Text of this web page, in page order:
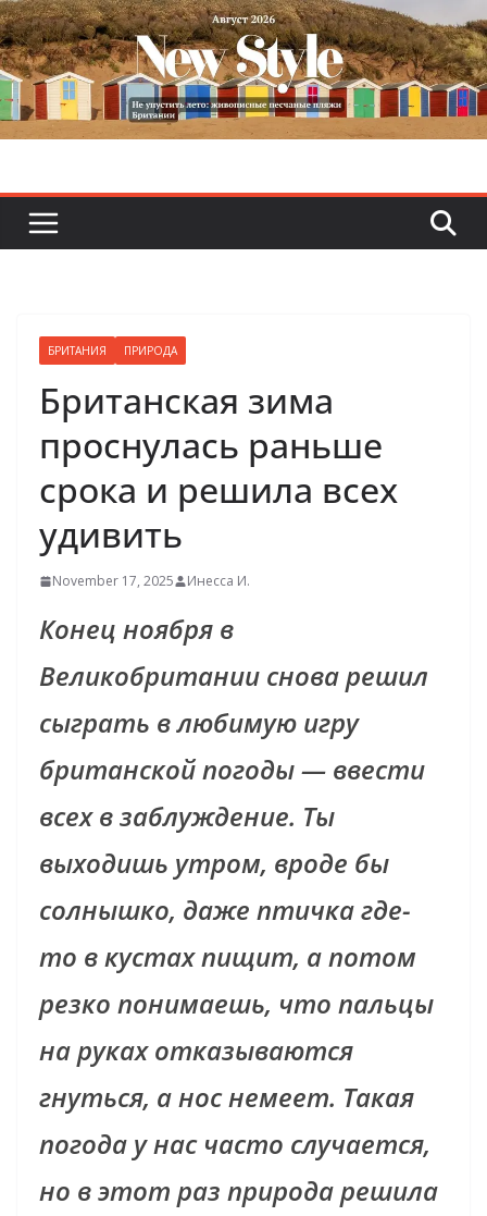
Skip
to
content
БРИТАНИЯ ПРИРОДА
Британская зима
проснулась раньше
срока и решила всех
удивить
November 17, 2025 Инесса И.
Конец ноября в
Великобритании снова решил
сыграть в любимую игру
британской погоды — ввести
всех в заблуждение. Ты
выходишь утром, вроде бы
солнышко, даже птичка где-
то в кустах пищит, а потом
резко понимаешь, что пальцы
на руках отказываются
гнуться, а нос немеет. Такая
погода у нас часто случается,
но в этот раз природа решила